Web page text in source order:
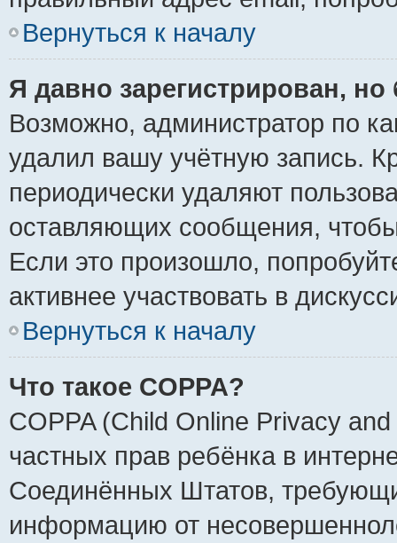
Вернуться к началу
Я давно зарегистрирован,
Возможно, администратор по
удалил вашу учётную запись.
периодически удаляют
оставляющих сообщения,
Если это произошло,
активнее участвовать в
Вернуться к началу
Что такое COPPA?
COPPA (Child Online Privacy
частных прав ребёнка в
Соединённых Штатов,
информацию от